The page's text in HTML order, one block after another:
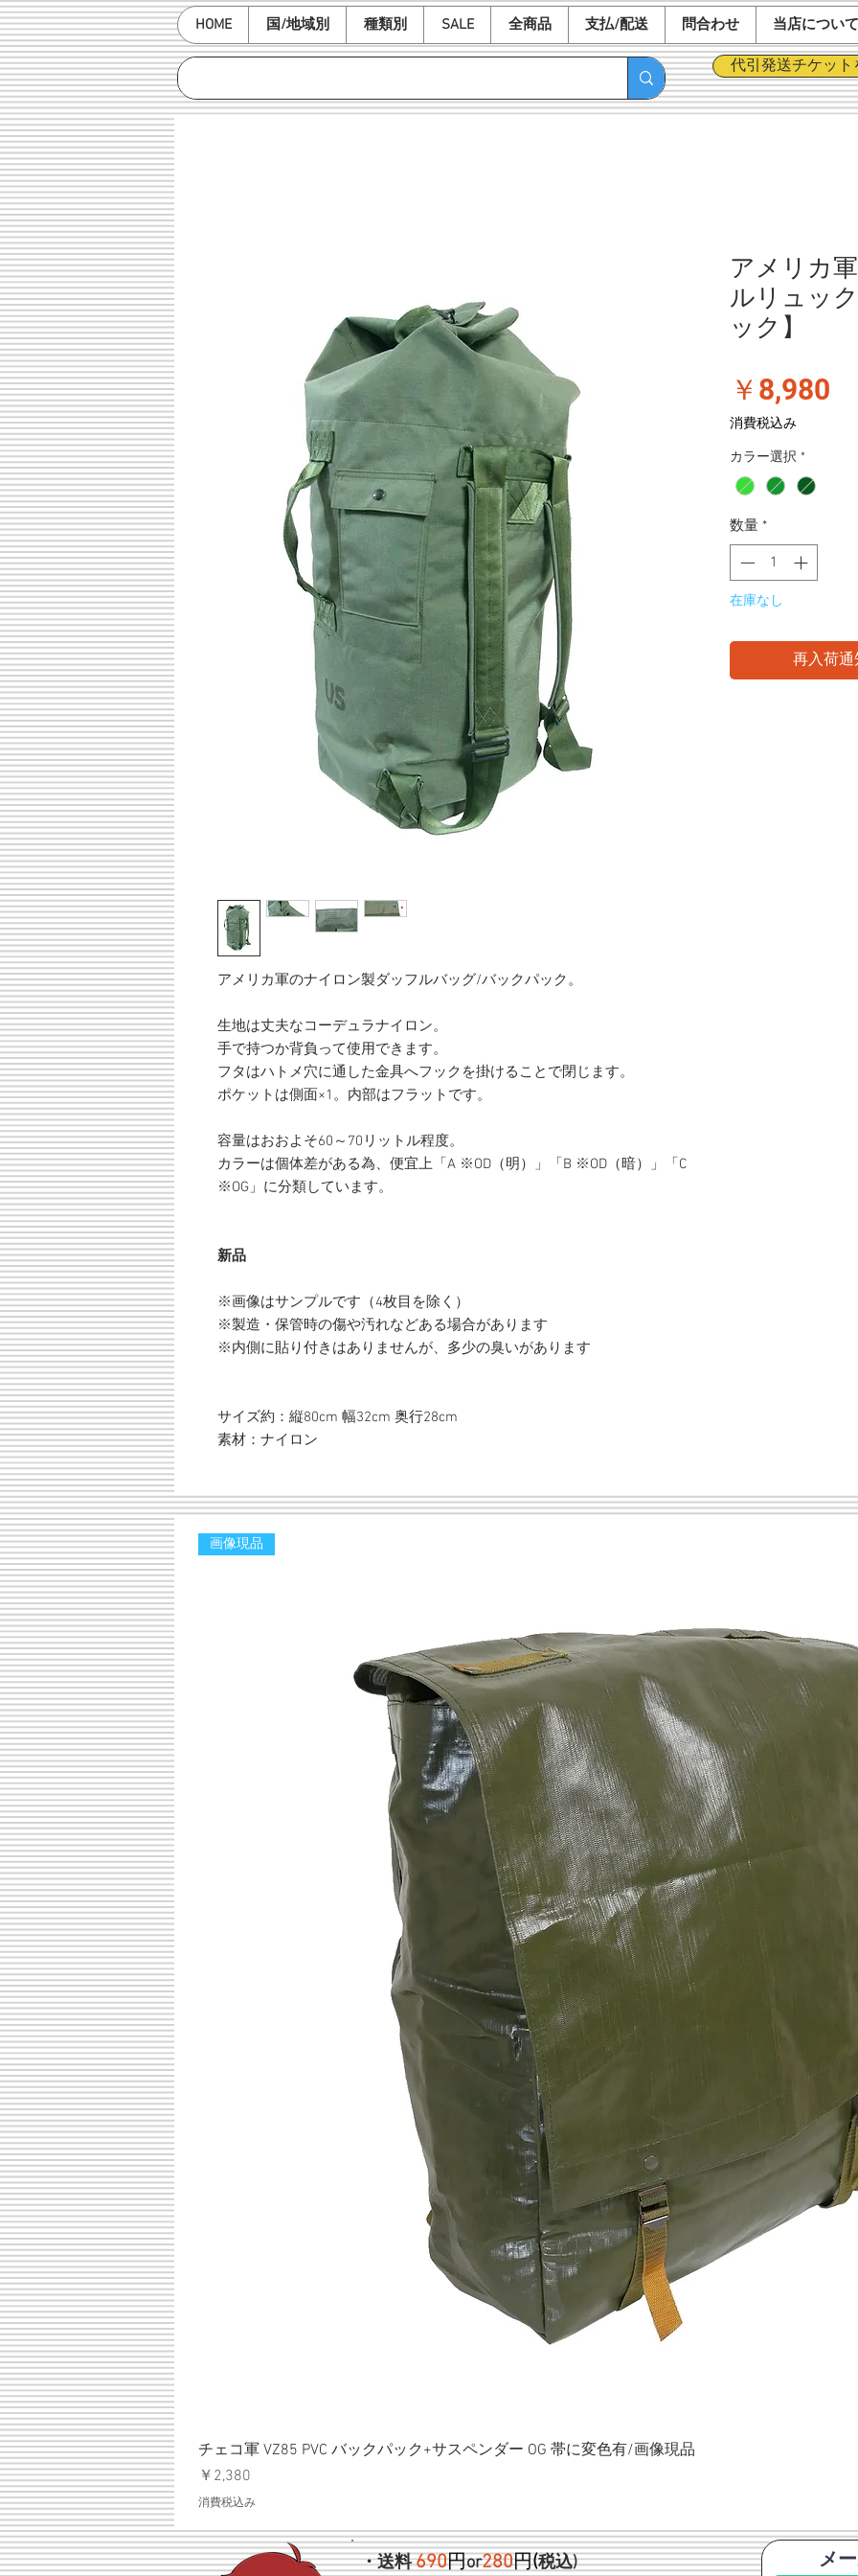
HOME 国/地域別 種類別 SALE 全商品 支払/配送 問合わせ 当店について
代引発送チケッ
アメリカ軍のナイロン製ダッフルバッグ/バックパック。
生地は丈夫なコーデュラナイロン。
手で持つか背負って使用できます。
フタはハトメ穴に通した金具へフックを掛けることで閉じます。
ポケットは側面×1。内部はフラットです。
容量はおおよそ60～70リットル程度。
カラーは個体差がある為、便宜上「A ※OD（明）」「B ※OD（暗）」「C
※OG」に分類しています。
新品
※画像はサンプルです（4枚目を除く）
※製造・保管時の傷や汚れなどある場合があります
※内側に貼り付きはありませんが、多少の臭いがあります
サイズ約：縦80cm 幅32cm 奥行28cm
素材：ナイロン
アメリカ
ルリュッ
ック】
￥8,980
消費税込み
カラー選択 *
数量 *
在庫なし
再入荷
画像現品
チェコ軍 VZ85 PVC バックパック+サスペンダー OG 帯に変色有/画像現品
価格
￥2,380
消費税込み
・送料690円or280円(税込) メ